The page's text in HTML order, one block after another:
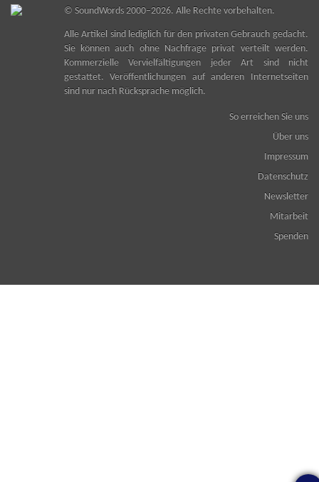
© SoundWords2000–2026. Alle Rechte vorbehalten.
Alle Artikel sind lediglich für den privaten Gebrauch gedacht.
Sie können auch ohne Nachfrage privat verteilt werden.
Kommerzielle Vervielfältigungen jeder Art sind nicht
gestattet. Veröffentlichungen auf anderen Internetseiten
sind nur nach Rücksprache möglich.
So erreichen Sie uns
Über uns
Impressum
Datenschutz
Newsletter
Mitarbeit
Spenden